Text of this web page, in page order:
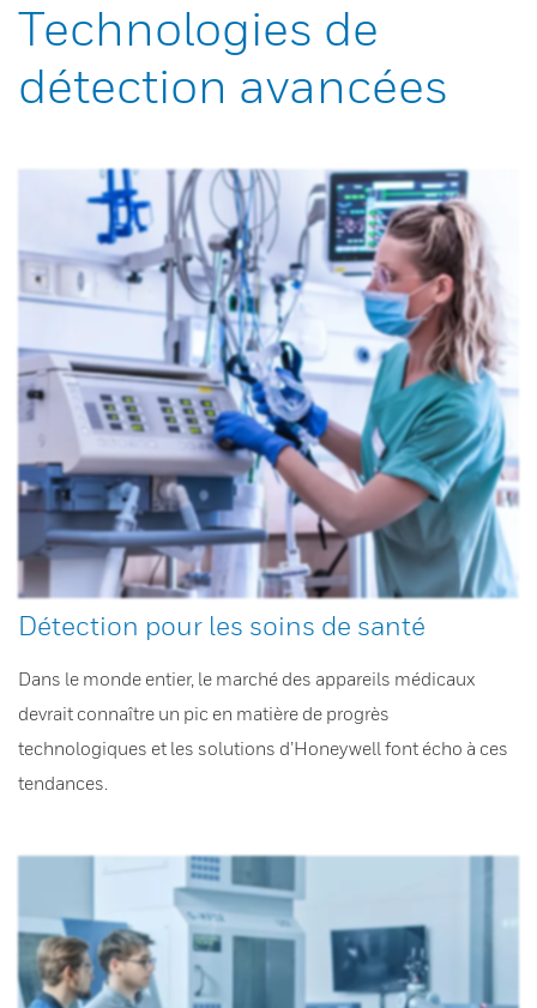
Technologies de
détection avancées
Détection pour les soins de santé
Dans le monde entier, le marché des appareils médicaux
devrait connaître un pic en matière de progrès
technologiques et les solutions d’Honeywell font écho à ces
tendances.